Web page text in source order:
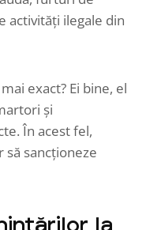
activități ilegale din
exact? Ei bine, el
și
În acest fel,
sancționeze